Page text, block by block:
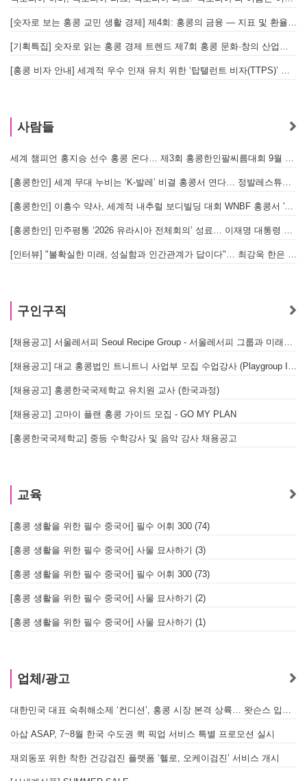
[숫자로 보는 홍콩 교민 생활 경제] 제4회: 홍콩의 금융 — 지표 및 환율, MPF 운영 현황
[기획특집] 숫자로 읽는 홍콩 경제 트렌드 제7회 홍콩 문화·창의 산업의 구조와 분야별 동향
[홍콩 비자 안내] 세계적 우수 인재 유치 위한 ‘탑탤런트 비자(TTPS)’ 주요 요건
사람들
세계 챔피언 홍지승 선수 홍콩 온다… 제3회 홍콩한인팔씨름대회 9월 12일 개최
[홍콩한인] 세계 무대 누비는 ‘K-발레’ 비결 홍콩서 연다… 정발레스튜디오 개원
[홍콩한인] 이흥수 약사, 세계적 내추럴 보디빌딩 대회 WNBF 홍콩서 '마스터 부문 1위' 기염
[홍콩한인] 민주평통 ‘2026 유라시아 전체회의’ 성료… 이재명 대통령 참석으로 의미 더해
[인터뷰] "불확실한 미래, 성실함과 인간관계가 답이다"… 최강욱 한은 부소장이 청소년들에게 전하는 응원
구인구직
[채용공고] 서울레서피 Seoul Recipe Group - 서울레서피 그룹과 미래를 함께할 유능한 인재를 모십니다
[채용공고] 대교 홍콩법인 트니트니 사업부 모집 수업강사 (Playgroup Instructor)
[채용공고] 홍콩한국국제학교 유치원 교사 (한국과정)
[채용공고] 고마이 플랜 홍콩 가이드 모집 - GO MY PLAN
[홍콩한국국제학교] 중등 수학강사 및 음악 강사 채용공고
교육
[홍콩 생활을 위한 필수 중국어] 필수 어휘 300 (74)
[홍콩 생활을 위한 필수 중국어] 사물 묘사하기 (3)
[홍콩 생활을 위한 필수 중국어] 필수 어휘 300 (73)
[홍콩 생활을 위한 필수 중국어] 사물 묘사하기 (2)
[홍콩 생활을 위한 필수 중국어] 사물 묘사하기 (1)
업체/광고
대한민국 대표 숙취해소제 ‘컨디션’, 홍콩 시장 본격 상륙… 왓슨스 입점 기념 할인 행사 진행
아삽 ASAP, 7~8월 한국 수도권 퀵 픽업 서비스 특별 프로모션 실시
재외동포 위한 착한 건강검진 플랫폼 ‘헬로, 오케이검진’ 서비스 개시